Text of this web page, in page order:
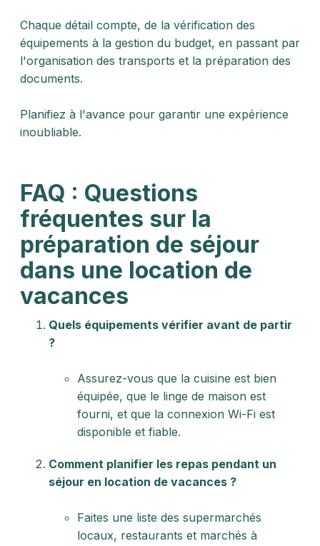
Chaque détail compte, de la vérification des
équipements à la gestion du budget, en passant par
l'organisation des transports et la préparation des
documents.
Planifiez à l'avance pour garantir une expérience
inoubliable.
FAQ : Questions
fréquentes sur la
préparation de séjour
dans une location de
vacances
Quels équipements vérifier avant de partir
?
Assurez-vous que la cuisine est bien
équipée, que le linge de maison est
fourni, et que la connexion Wi-Fi est
disponible et fiable.
Comment planifier les repas pendant un
séjour en location de vacances ?
Faites une liste des supermarchés
locaux, restaurants et marchés à